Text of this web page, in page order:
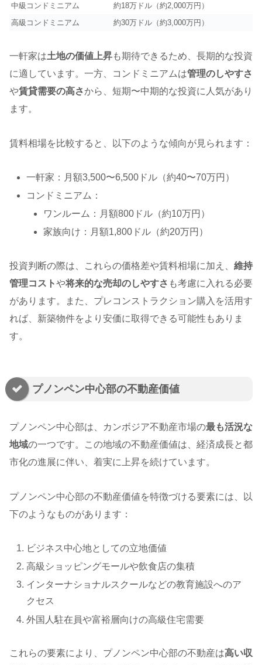
中級コンドミニアム
約18万ドル（約2,000万円）
高級コンドミニアム
約30万ドル（約3,000万円）
一軒家は土地の価値上昇も期待できるため、長期的な投資
に適しています。一方、コンドミニアムは管理のしやすさ
や賃貸需要の高さから、短期〜中期的な投資に人気があり
ます。
賃料相場を比較すると、以下のような傾向が見られます：
一軒家：月額3,500〜6,500ドル（約40〜70万円）
コンドミニアム：
ワンルーム：月額800ドル（約10万円）
家族向け：月額1,800ドル（約20万円）
投資判断の際は、これらの価格差や賃料相場に加え、 維持
管理コストや将来的な売却のしやすさ も考慮に入れる必要
があります。また、プレコンストラクション購入を活用す
れば、新築物件をより安価に取得できる可能性もありま
す。
プノンペン中心部の不動産価値
プノンペン中心部は、カンボジア不動産市場の最も活況な
地域の一つです。この地域の不動産価値は、経済成長と都
市化の進展に伴い、着実に上昇を続けています。
プノンペン中心部の不動産価値を特徴づける要素には、以
下のようなものがあります：
ビジネス中心地としての立地価値
高級ショッピングモールや飲食店の集積
インターナショナルスクールなどの教育施設へのア
クセス
外国人駐在員や富裕層向けの高級住宅需要
これらの要素により、プノンペン中心部の不動産は高い収